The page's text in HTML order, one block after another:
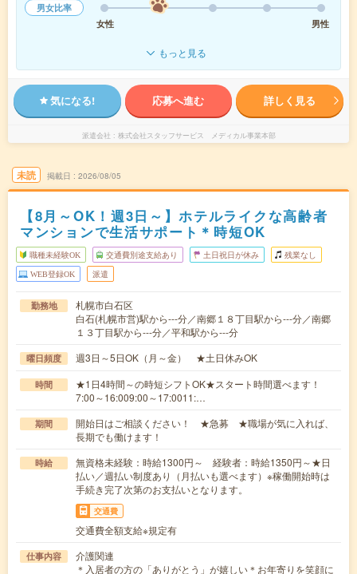
男女比率
女性
男性
もっと見る
気になる! 応募へ進む 詳しく見る
派遣会社 株式会社スタッフサービス メディカル事業本部
未読 掲載日 2026/08/05
【8月～OK！週3日～】ホテルライクな高齢者
マンションで生活サポート＊時短OK
職種未経験OK 交通費別途支給あり 土日祝日が休み 残業なし
WEB登録OK 派遣
勤務地
札幌市白石区
白石(札幌市営)駅から---分／南郷１８丁目駅から---分／南郷
１３丁目駅から---分／平和駅から---分
曜日頻度 週3日～5日OK（月～金） ★土日休みOK
時間
★1日4時間～の時短シフトOK★スタート時間選べます！
7:00～16:009:00～17:0011:…
期間
開始日はご相談ください！ ★急募 ★職場が気に入れば、
長期でも働けます！
時給
無資格未経験：時給1300円～ 経験者：時給1350円～★日
払い／週払い制度あり（月払いも選べます）※稼働開始時は
手続き完了次第のお支払いとなります。
交通費
交通費全額支給※規定有
仕事内容
介護関連
＊入居者の方の「ありがとう」が嬉しい＊お年寄りを笑顔に